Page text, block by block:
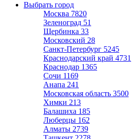
Выбрать город
Москва 7820
Зеленоград 51
Щербинка 33
Московский 28
Санкт-Петербург 5245
Краснодарский край 4731
Краснодар 1365
Сочи 1169
Анапа 241
Московская область 3500
Химки 213
Балашиха 185
Люберцы 162
Алматы 2739